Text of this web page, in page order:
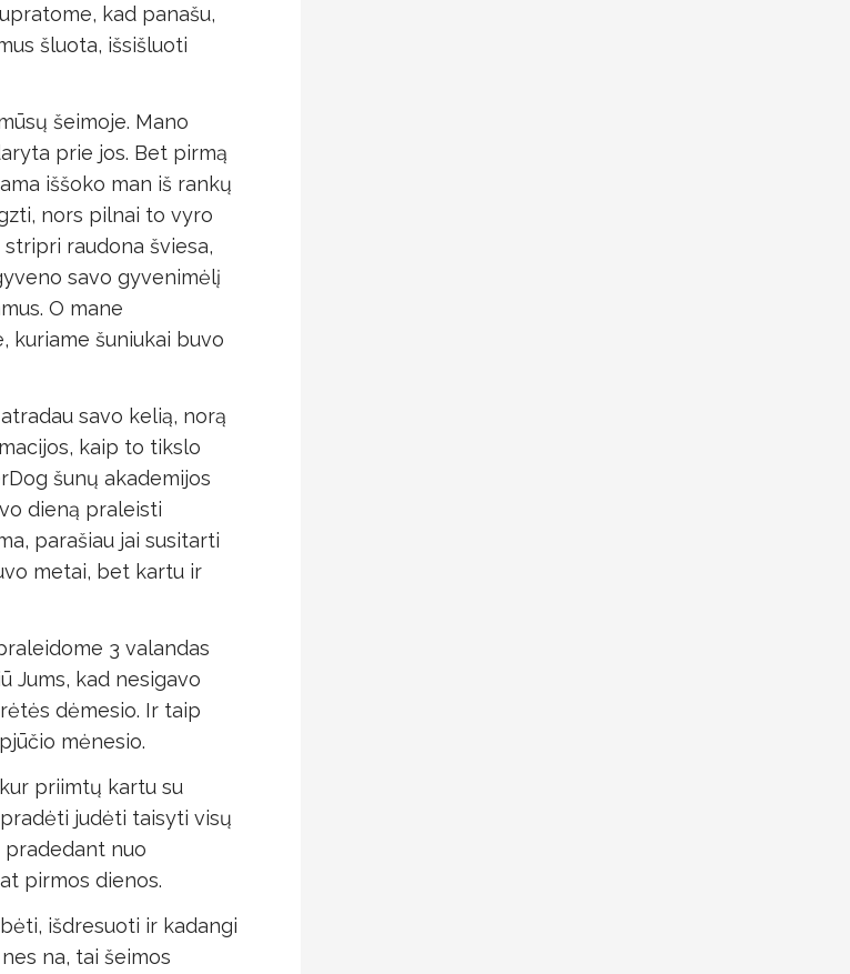
kad panašu,
šluota, išsišluoti
šeimoje. Mano
prie jos. Bet pirmą
iššoko man iš rankų
nors pilnai to vyro
raudona šviesa,
savo gyvenimėlį
O mane
kuriame šuniukai buvo
savo kelią, norą
kaip to tikslo
šunų akademijos
dieną praleisti
parašiau jai susitarti
metai, bet kartu ir
3 valandas
Jums, kad nesigavo
dėmesio. Ir taip
mėnesio.
priimtų kartu su
judėti taisyti visų
pradedant nuo
pirmos dienos.
išdresuoti ir kadangi
na, tai šeimos